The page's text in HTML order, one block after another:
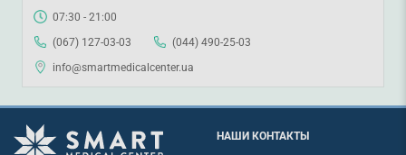
07:30 - 21:00
(067) 127-03-03
(044) 490-25-03
info@smartmedicalcenter.ua
НАШИ КОНТАКТЫ